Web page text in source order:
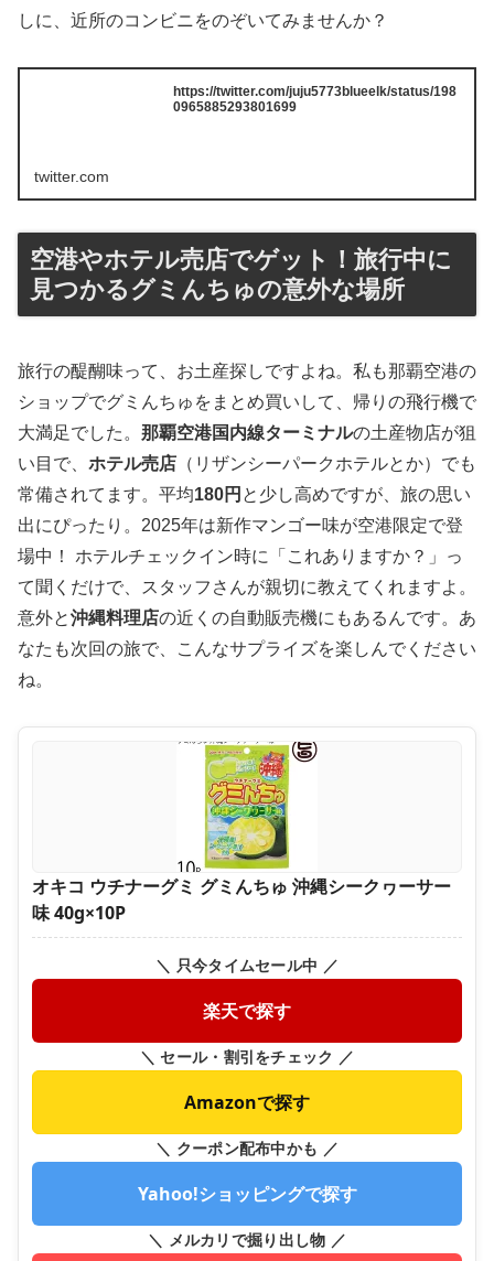
しに、近所のコンビニをのぞいてみませんか？
https://twitter.com/juju5773blueelk/status/198
0965885293801699
twitter.com
空港やホテル売店でゲット！旅行中に
見つかるグミんちゅの意外な場所
旅行の醍醐味って、お土産探しですよね。私も那覇空港の
ショップでグミんちゅをまとめ買いして、帰りの飛行機で
大満足でした。 那覇空港国内線ターミナルの土産物店が狙
い目で、 ホテル売店 （リザンシーパークホテルとか）でも
常備されてます。平均180円 と少し高めですが、旅の思い
出にぴったり。2025年は新作マンゴー味が空港限定で登
場中！ ホテルチェックイン時に「これありますか？」っ
て聞くだけで、スタッフさんが親切に教えてくれますよ。
意外と沖縄料理店の近くの自動販売機にもあるんです。あ
なたも次回の旅で、こんなサプライズを楽しんでください
ね。
オキコ ウチナーグミ グミんちゅ 沖縄シークヮーサー
味 40g×10P
＼ 只今タイムセール中 ／
楽天で探す
＼ セール・割引をチェック ／
Amazonで探す
＼ クーポン配布中かも ／
Yahoo!ショッピングで探す
＼ メルカリで掘り出し物 ／